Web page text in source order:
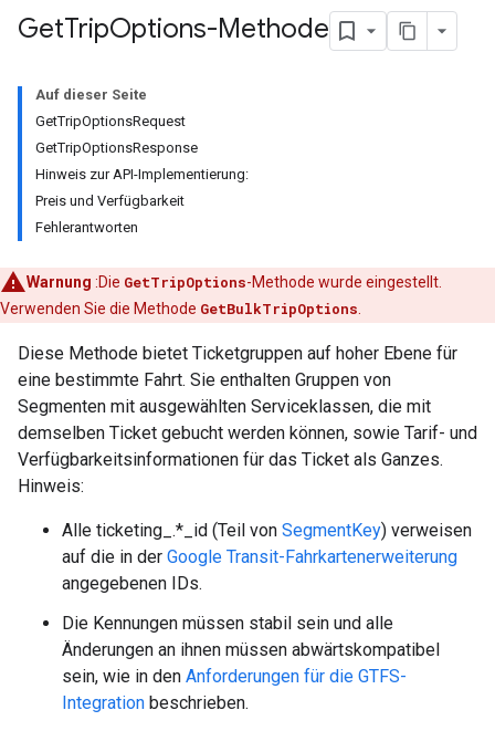
GetTripOptions-Methode
Auf dieser Seite
GetTripOptionsRequest
GetTripOptionsResponse
Hinweis zur API-Implementierung:
Preis und Verfügbarkeit
Fehlerantworten
Warnung :Die GetTripOptions-Methode wurde eingestellt.
Verwenden Sie die Methode GetBulkTripOptions
Diese Methode bietet Ticketgruppen auf hoher Ebene für
eine bestimmte Fahrt. Sie enthalten Gruppen von
Segmenten mit ausgewählten Serviceklassen, die mit
demselben Ticket gebucht werden können, sowie Tarif- und
Verfügbarkeitsinformationen für das Ticket als Ganzes.
Hinweis:
Alle ticketing_.*_id (Teil von SegmentKey) verweisen
auf die in der Google Transit-Fahrkartenerweiterung
angegebenen IDs.
Die Kennungen müssen stabil sein und alle
Änderungen an ihnen müssen abwärtskompatibel
sein, wie in den Anforderungen für die GTFS-
Integration beschrieben.